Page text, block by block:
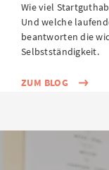
Wie viel
Und welche
beantworten die
Selbstständigkeit.
ZUM BLOG